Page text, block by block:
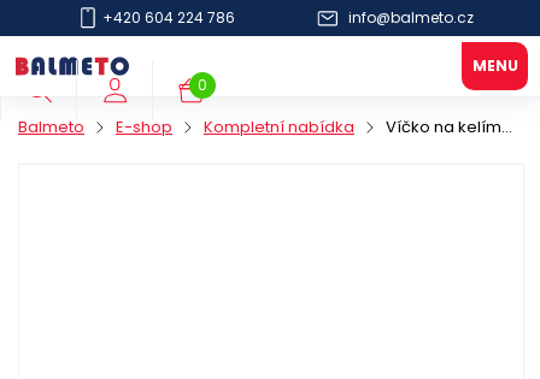
+420 604 224 786 info@balmeto.cz
0
Balmeto E-shop Kompletní nabídka Víčko na kelímek 300/400ml PS 90mm bílé zvýšené s otv.